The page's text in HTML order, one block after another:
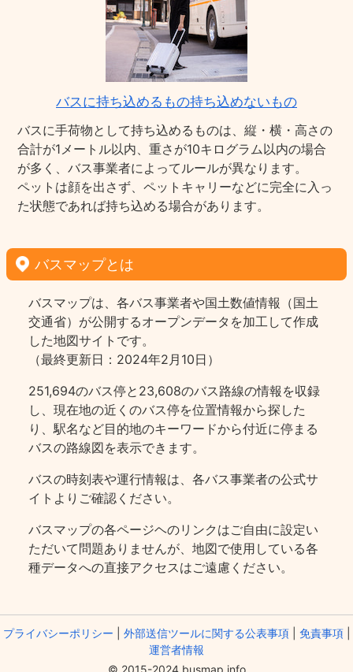
バスに持ち込めるもの持ち込めないもの
バスに手荷物として持ち込めるものは、縦・横・高さの
合計が1メートル以内、重さが10キログラム以内の場合
が多く、バス事業者によってルールが異なります。
ペットは顔を出さず、ペットキャリーなどに完全に入っ
た状態であれば持ち込める場合があります。
バスマップとは
バスマップは、各バス事業者や国土数値情報（国土
交通省）が公開するオープンデータを加工して作成
した地図サイトです。
（最終更新日：2024年2月10日）
251,694のバス停と23,608のバス路線の情報を収録
し、現在地の近くのバス停を位置情報から探した
り、駅名など目的地のキーワードから付近に停まる
バスの路線図を表示できます。
バスの時刻表や運行情報は、各バス事業者の公式サ
イトよりご確認ください。
バスマップの各ページヘのリンクはご自由に設定い
ただいて問題ありませんが、地図で使用している各
種データへの直接アクセスはご遠慮ください。
プライバシーポリシー 外部送信ツールに関する公表事項| 免責事項|
運営者情報
© 2015-2024 busmap.info